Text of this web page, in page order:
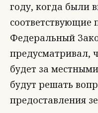
году, когда были
соответствующие
Федеральный
предусматривал,
будет за
будут решать
предоставления